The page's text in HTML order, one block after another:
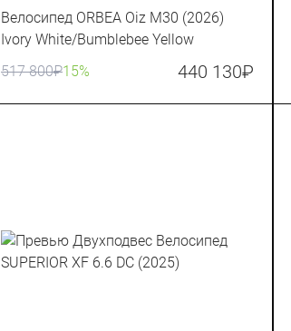
Велосипед ORBEA Oiz M30 (2026)
Ivory White/Bumblebee Yellow
517 800₽15% 440 130₽